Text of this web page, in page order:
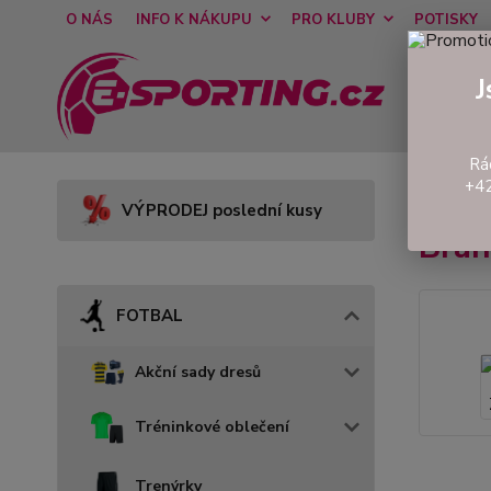
O NÁS INFO K NÁKUPU PRO KLUBY POTISKY
VÝPRODEJ poslední kusy
FOTBAL
Akční sady dresů
Tréninkové oblečení
Trenýrky